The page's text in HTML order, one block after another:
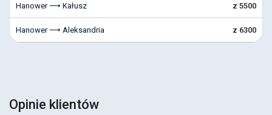
Hanower ⟶ Kałusz z 5500
Hanower ⟶ Aleksandria z 6300
Opinie klientów